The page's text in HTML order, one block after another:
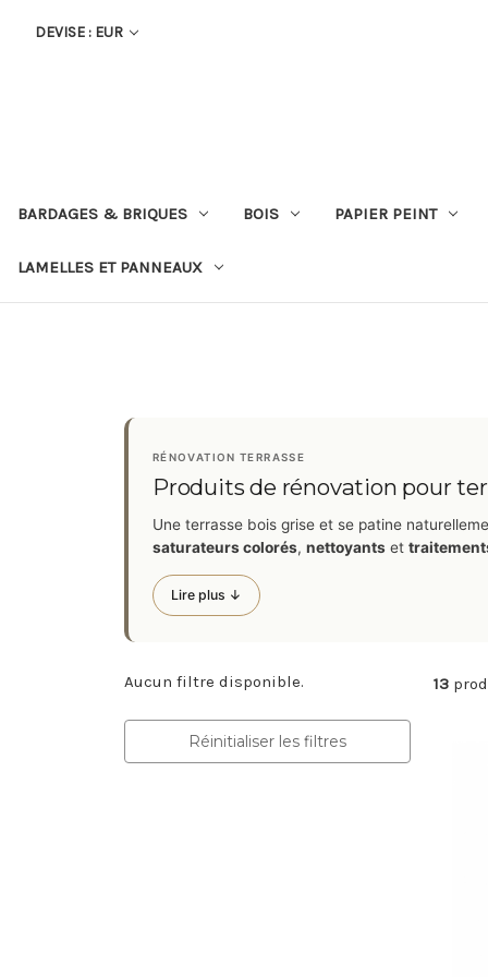
DEVISE : EUR
BARDAGES & BRIQUES BOIS PAPIER PEINT
LAMELLES ET PANNEAUX
RÉNOVATION TERRASSE
Produits de rénovation pour
Une terrasse bois grise et se patine
saturateurs colorés, nettoyants et
Lire plus ↓
Aucun filtre disponible.
Réinitialiser les filtres
13